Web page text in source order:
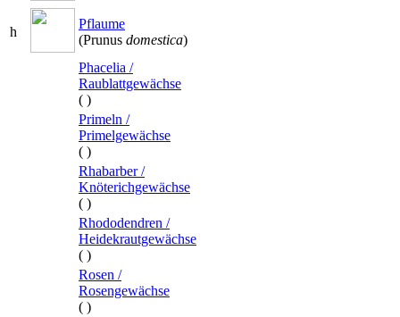
h
Pflaume
(Prunus domestica)
Phacelia /
Raublattgewächse
( )
Primeln /
Primelgewächse
( )
Rhabarber /
Knöterichgewächse
( )
Rhododendren /
Heidekrautgewächse
( )
Rosen /
Rosengewächse
( )